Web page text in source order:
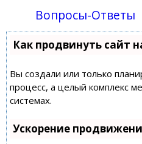
Вопросы-Ответы
Как продвинуть сайт
Вы создали или только
процесс, а целый комплекс
системах.
Ускорение